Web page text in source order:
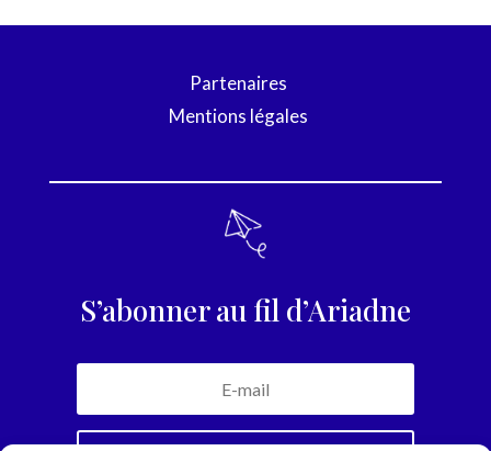
Partenaires
Mentions légales
S’abonner au fil d’Ariadne